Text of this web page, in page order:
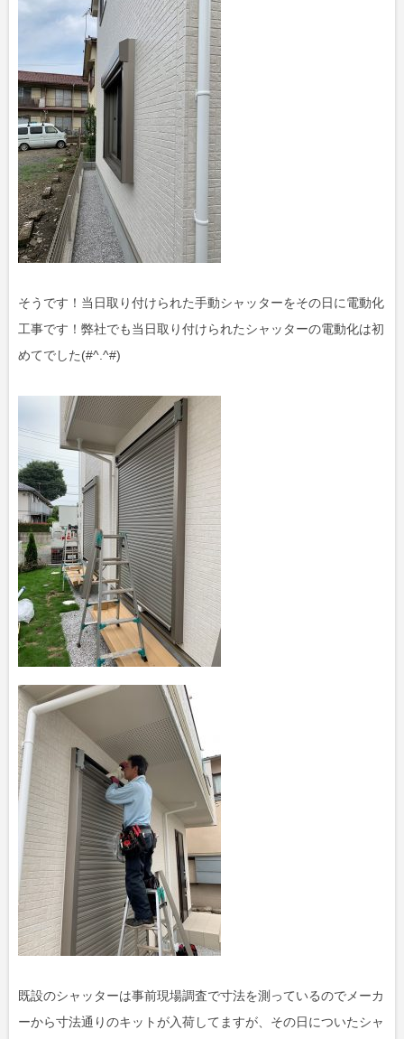
そうです！当日取り付けられた手動シャッターをその日に電動化
工事です！弊社でも当日取り付けられたシャッターの電動化は初
めてでした(#^.^#)
既設のシャッターは事前現場調査で寸法を測っているのでメーカ
ーから寸法通りのキットが入荷してますが、その日についたシャ